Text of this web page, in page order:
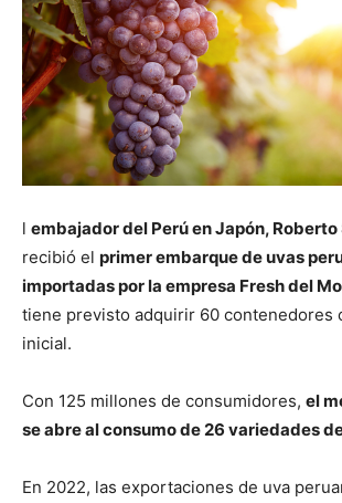
l embajador del Perú en Japón,
recibió el primer embarque de uvas
importadas por la empresa Fresh del
tiene previsto adquirir 60 contenedores
inicial.
Con 125 millones de consumidores, el
se abre al consumo de 26 variedades
En 2022, las exportaciones de uva